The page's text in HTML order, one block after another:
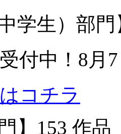
学生）部門
付中！ 8月
コチラ
】 153 作品